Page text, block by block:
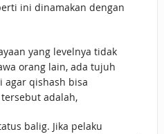
ini dinamakan dengan
yang levelnya tidak
orang lain, ada tujuh
agar qishash bisa
adalah,
balig. Jika pelaku